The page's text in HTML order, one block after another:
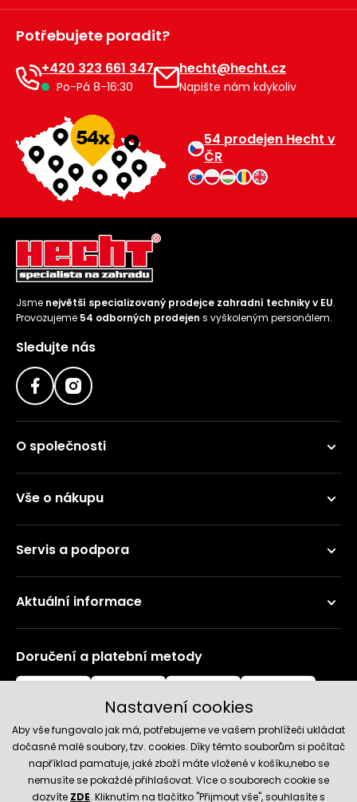
Potřebujete poradit?
+420 323 661 347
Po-Pá 8-16:30
hecht@hecht.cz
Napište nám kdykoliv
54 prodejen Hecht v
ČR
Jsme největší specializovaný prodejce zahradní techniky v EU.
Provozujeme 54 odborných prodejen s vyškoleným personálem.
Sledujte nás
O společnosti
Vše o nákupu
Servis a podpora
Aktuální informace
Doručení a platební metody
Nastavení cookies
Aby vše fungovalo jak má, potřebujeme ve vašem prohlížeči ukládat
dočasně malé soubory, tzv. cookies. Díky těmto souborům si počítač
například pamatuje, jaké zboží máte vložené v košíku,nebo se
nemusíte se pokaždé přihlašovat. Více o souborech cookie se
dozvíte ZDE. Kliknutím na tlačítko "Přijmout vše", souhlasíte s